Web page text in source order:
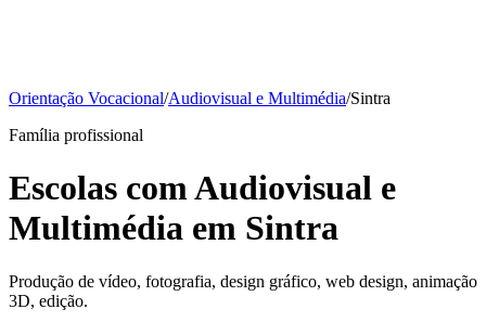
Orientação Vocacional/Audiovisual e Multimédia/Sintra
Família profissional
Escolas com Audiovisual e
Multimédia em Sintra
Produção de vídeo, fotografia, design gráfico, web design, animação
3D, edição.